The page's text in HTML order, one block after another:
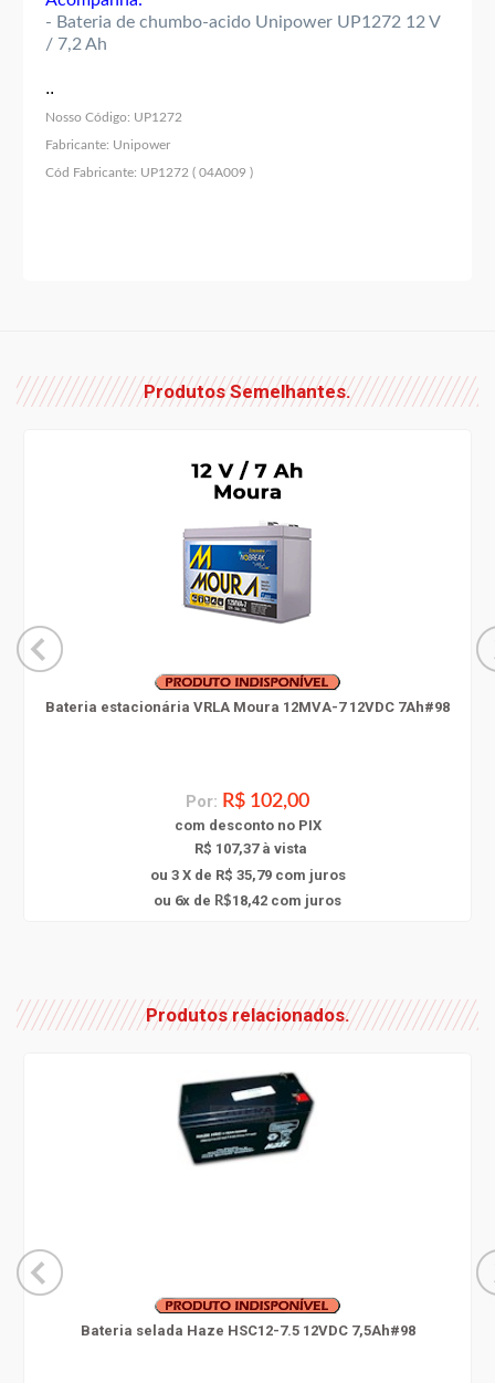
- Bateria de chumbo-acido Unipower UP1272 12 V
/ 7,2 Ah
..
Nosso Código: UP1272
Fabricante: Unipower
Cód Fabricante: UP1272 ( 04A009 )
Produtos Semelhantes.
Bateria estacionária VRLA Moura 12MVA-7 12VDC 7Ah#98
Por: R$ 102,00
com desconto no PIX
R$ 107,37 à vista
ou 3 X de R$ 35,79com juros
ou 6x de R$18,42 com juros
Produtos relacionados.
Bateria selada Haze HSC12-7.5 12VDC 7,5Ah#98